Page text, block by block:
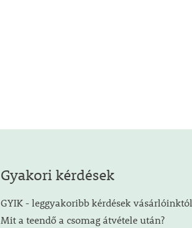
Gyakori kérdések
GYIK - leggyakoribb kérdések vásárlóinktól
Mit a teendő a csomag átvétele után?